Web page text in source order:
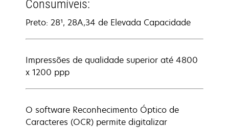
Consumíveis:
Preto: 28¹, 28A,34 de Elevada Capacidade
Impressões de qualidade superior até 4800
x 1200 ppp
O software Reconhecimento Óptico de
Caracteres (OCR) permite digitalizar